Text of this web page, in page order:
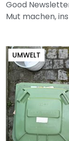
Good
Mut machen,
UMWELT